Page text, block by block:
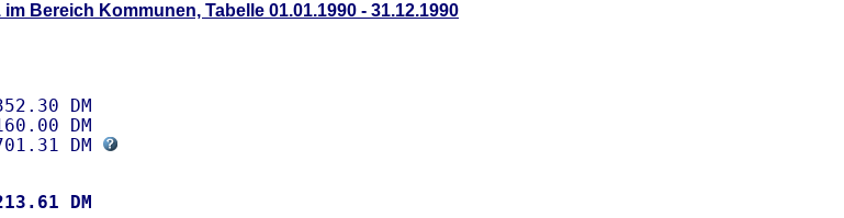
Bereich Kommunen, Tabelle 01.01.1990 - 31.12.1990
DM
DM
DM
DM